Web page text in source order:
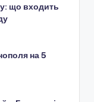
що входить
на 5